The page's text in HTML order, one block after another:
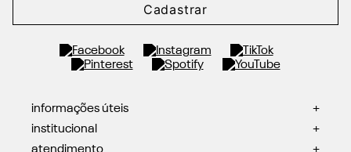
Cadastrar
informações úteis
+
institucional
+
atendimento
+